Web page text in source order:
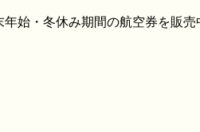
始・冬休み期間の航空券を販売